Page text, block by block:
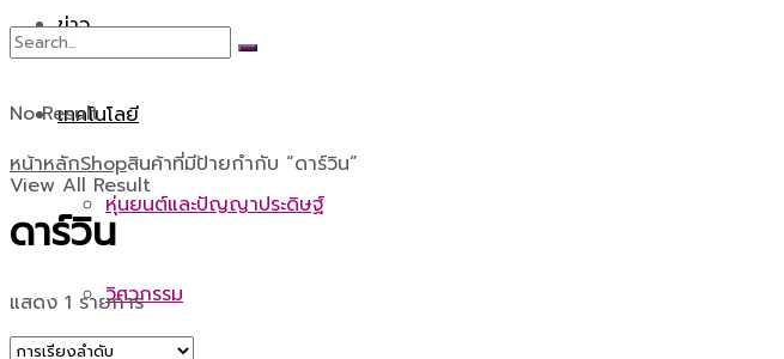
ข่าว
เทคโนโลยี
หุ่นยนต์และปัญญาประดิษฐ์
วิศวกรรม
No Result
View All Result
หน้าหลักShopสินค้าที่มีป้ายกำกับ “ดาร์วิน”
ดาร์วิน
แสดง 1 รายการ